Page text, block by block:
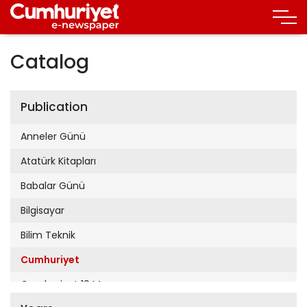
Catalog
Publication
Anneler Günü
Atatürk Kitapları
Babalar Günü
Bilgisayar
Bilim Teknik
Cumhuriyet
Cumhuriyet 19 Mayıs